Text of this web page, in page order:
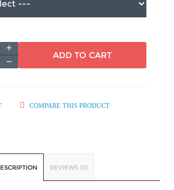
ADD TO CART
COMPARE THIS PRODUCT
REVIEWS (0)